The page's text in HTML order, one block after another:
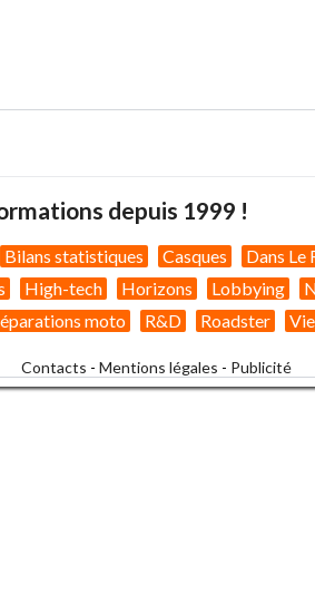
depuis 1999 !
Bilans statistiques Casques Dans Le
High-tech Horizons Lobbying
moto R&D Roadster
Contacts - Mentions légales - Publicité